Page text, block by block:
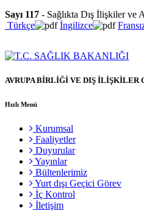
Sayı 117 - Sağlıkta Dış İlişkiler ve
Türkçe
İngilizce
AVRUPA BİRLİĞİ VE DIŞ İLİŞKİLER
Hızlı Menü
Kurumsal
Faaliyetler
Duyurular
Yayınlar
Bültenlerimiz
Yurt dışı Geçici Görev
İç Kontrol
İletişim